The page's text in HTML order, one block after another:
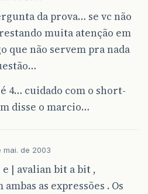
da prova… se vc não
muita atenção em
que não servem pra nada
4… cuidado com o short-
disse o marcio…
mai. de 2003
e | avalian bit a bit ,
as expressões . Os